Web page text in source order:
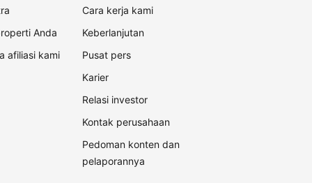
Anda
afiliasi kami
Cara kerja kami
Keberlanjutan
Pusat pers
Karier
Relasi investor
Kontak perusahaan
Pedoman konten dan
pelaporannya